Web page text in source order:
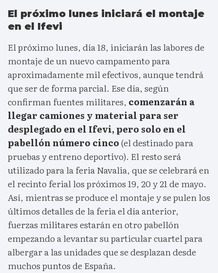
El próximo lunes iniciará el montaje
en el Ifevi
El próximo lunes, día 18, iniciarán las labores de
montaje de un nuevo campamento para
aproximadamente mil efectivos, aunque tendrá
que ser de forma parcial. Ese día, según
confirman fuentes militares, comenzarán a
llegar camiones y material para ser
desplegado en el Ifevi, pero solo en el
pabellón número cinco(el destinado para
pruebas y entreno deportivo). El resto será
utilizado para la feria Navalia, que se celebrará en
el recinto ferial los próximos 19, 20 y 21 de mayo.
Así, mientras se produce el montaje y se pulen los
últimos detalles de la feria el día anterior,
fuerzas militares estarán en otro pabellón
empezando a levantar su particular cuartel para
albergar a las unidades que se desplazan desde
muchos puntos de España.